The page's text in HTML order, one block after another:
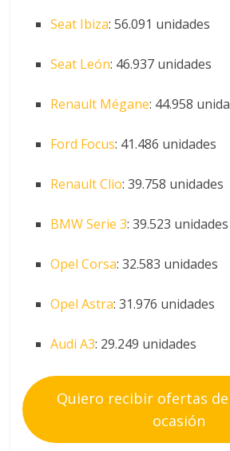
Seat Ibiza: 56.091 unidades
Seat León: 46.937 unidades
Renault Mégane: 44.958
Ford Focus: 41.486 unidades
Renault Clio: 39.758 unidades
BMW Serie 3: 39.523 unidades
Opel Corsa: 32.583 unidades
Opel Astra: 31.976 unidades
Audi A3: 29.249 unidades
Quiero recibir ofertas de
ocasión